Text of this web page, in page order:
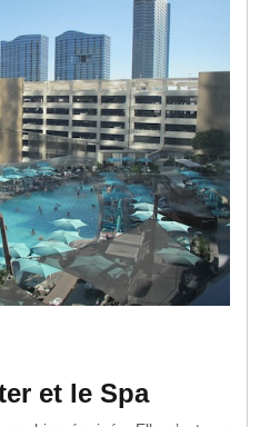
et le Spa